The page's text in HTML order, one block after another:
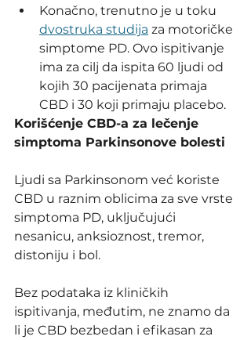
Konačno, trenutno je u toku
dvostruka studija za motoričke
simptome PD. Ovo ispitivanje
ima za cilj da ispita 60 ljudi od
kojih 30 pacijenata primaja
CBD i 30 koji primaju placebo.
Korišćenje CBD-a za lečenje
simptoma Parkinsonove bolesti
Ljudi sa Parkinsonom već koriste
CBD u raznim oblicima za sve vrste
simptoma PD, uključujući
nesanicu, anksioznost, tremor,
distoniju i bol.
Bez podataka iz kliničkih
ispitivanja, međutim, ne znamo da
li je CBD bezbedan i efikasan za